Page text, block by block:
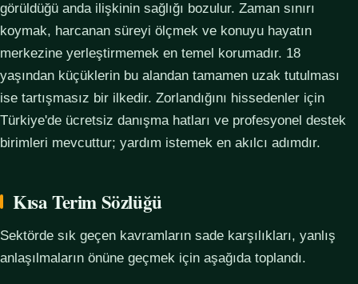
görüldüğü anda ilişkinin sağlığı bozulur. Zaman sınırı
koymak, harcanan süreyi ölçmek ve konuyu hayatın
merkezine yerleştirmemek en temel korumadır. 18
yaşından küçüklerin bu alandan tamamen uzak tutulması
ise tartışmasız bir ilkedir. Zorlandığını hissedenler için
Türkiye'de ücretsiz danışma hatları ve profesyonel destek
birimleri mevcuttur; yardım istemek en akılcı adımdır.
Kısa Terim Sözlüğü
Sektörde sık geçen kavramların sade karşılıkları, yanlış
anlaşılmaların önüne geçmek için aşağıda toplandı.